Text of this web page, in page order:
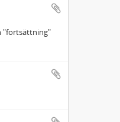
"fortsättning"